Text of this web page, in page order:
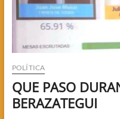
POLÍTICA
QUE PASO
BERAZATEGUI